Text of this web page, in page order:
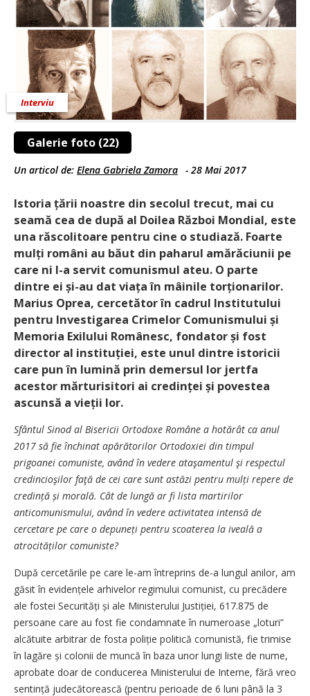
Galerie foto (22)
Interviu
Un articol de: Elena Gabriela Zamora - 28 Mai 2017
Istoria țării noastre din secolul trecut, mai cu
seamă cea de după al Doilea Război Mondial, este
una răscolitoare pentru cine o studiază. Foarte
mulți români au băut din paharul amărăciunii pe
care ni l-a servit comunismul ateu. O parte
dintre ei și-au dat viața în mâinile torționarilor.
Marius Oprea, cercetător în cadrul Institutului
pentru Investigarea Crimelor Comunismului și
Memoria Exilului Românesc, fondator și fost
director al instituției, este unul dintre istoricii
care pun în lumină prin demersul lor jertfa
acestor mărturisitori ai credinței și povestea
ascunsă a vieții lor.
Sfântul Sinod al Bisericii Ortodoxe Române a hotărât ca anul
2017 să fie închinat apărătorilor Ortodoxiei din timpul
prigoanei comuniste, având în vedere ataşamentul şi respectul
credincioşilor faţă de cei care sunt astăzi pentru mulți repere de
credință și morală. Cât de lungă ar fi lista martirilor
anticomunismului, având în vedere activitatea intensă de
cercetare pe care o depuneți pentru scoaterea la iveală a
atrocităților comuniste?
După cercetările pe care le-am întreprins de-a lungul anilor, am
găsit în evidențele arhivelor regimului comunist, cu precădere
ale fostei Securități și ale Ministerului Justiției, 617.875 de
persoane care au fost fie condamnate în numeroase „loturi”
alcătuite arbitrar de fosta poliție politică comunistă, fie trimise
în lagăre și colonii de muncă în baza unor lungi liste de nume,
aprobate doar de conducerea Ministerului de Interne, fără vreo
sentință judecătorească (pentru perioade de 6 luni până la 3